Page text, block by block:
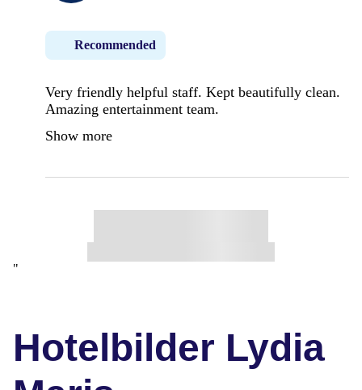
Recommended
Very friendly helpful staff. Kept beautifully clean.
Amazing entertainment team.
Show more
"
Hotelbilder Lydia